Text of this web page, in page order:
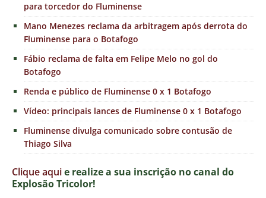
para torcedor do Fluminense
Mano Menezes reclama da arbitragem após derrota do
Fluminense para o Botafogo
Fábio reclama de falta em Felipe Melo no gol do
Botafogo
Renda e público de Fluminense 0 x 1 Botafogo
Vídeo: principais lances de Fluminense 0 x 1 Botafogo
Fluminense divulga comunicado sobre contusão de
Thiago Silva
Clique aquie realize a sua inscrição no canal do
Explosão Tricolor!